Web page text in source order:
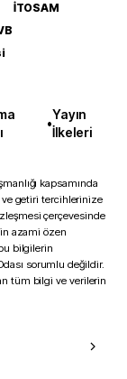
İTOSAM
•
Yayın
İlkeleri
kapsamında
ve getiri tercihlerinize
çerçevesinde
azami özen
bilgilerin
sorumlu değildir.
tüm bilgi ve verilerin